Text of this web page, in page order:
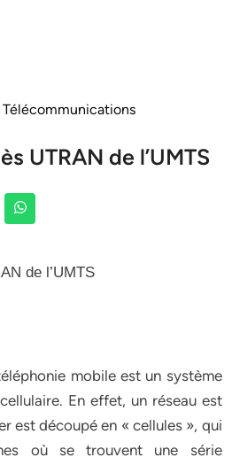
UTRAN de l’UMTS
de l’UMTS
mobile est un système
En effet, un réseau est
est découpé en « cellules », qui
où se trouvent une série